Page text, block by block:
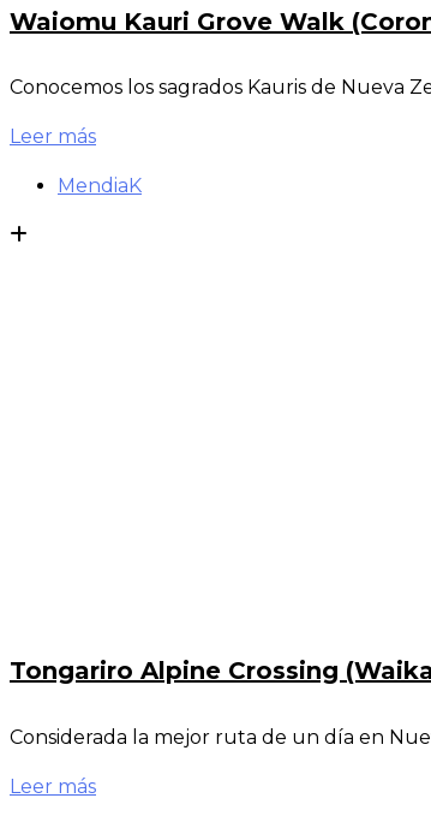
Waiomu Kauri Grove Walk
Conocemos los sagrados Kauris de Nueva
Leer más
MendiaK
Tongariro Alpine Crossing
Considerada la mejor ruta de un día en
Leer más